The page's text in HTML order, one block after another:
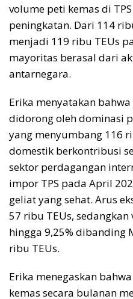
volume peti kemas di
peningkatan. Dari 114
menjadi 119 ribu TEUs
mayoritas berasal dari
antarnegara.
Erika menyatakan
didorong oleh dominasi
yang menyumbang 116
domestik berkontribusi
sektor perdagangan
impor TPS pada April
geliat yang sehat. Arus
57 ribu TEUs,
hingga 9,25% dibanding
ribu TEUs.
Erika menegaskan
kemas secara bulanan